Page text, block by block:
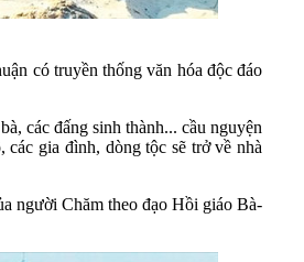
có truyền thống văn hóa độc đáo
các đấng sinh thành... cầu nguyện
gia đình, dòng tộc sẽ trở về nhà
người Chăm theo đạo Hồi giáo Bà-